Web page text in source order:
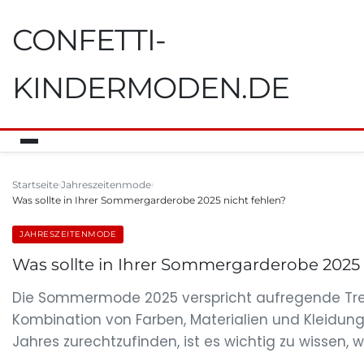
CONFETTI-
KINDERMODEN.DE
Startseite Jahreszeitenmode
Was sollte in Ihrer Sommergarderobe 2025 nicht fehlen?
JAHRESZEITENMODE
Was sollte in Ihrer Sommergarderobe
Die Sommermode 2025 verspricht aufregende
Kombination von Farben, Materialien und
Jahres zurechtzufinden, ist es wichtig zu